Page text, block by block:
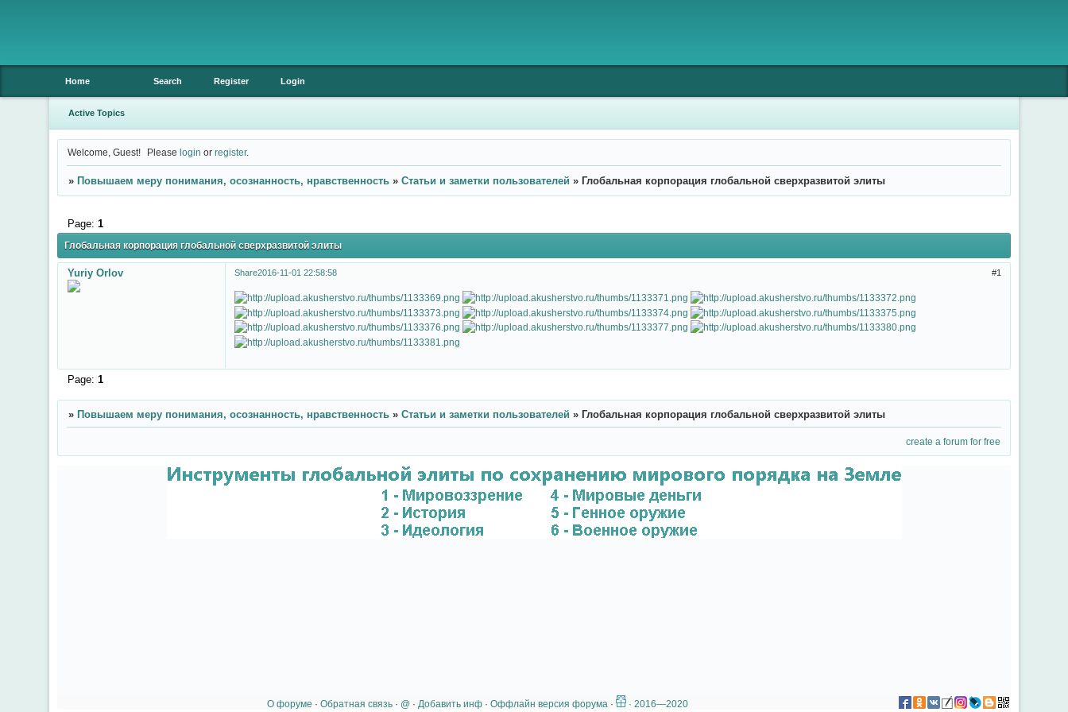
Home Search Register Login
Active Topics
Welcome, Guest! Pleaselogin orregister.
» Повышаем меру понимания, осознанность, нравственность » Статьи и заметки пользователей » Глобальная корпорация глобальной сверхразвитой элиты
Глобальная корпорация глобальной сверхразвитой элиты
Page: 1
Share 1
2016-11-01 22:58:58
Yuriy Orlov
Page: 1
» Повышаем меру понимания, осознанность, нравственность » Статьи и заметки пользователей » Глобальная корпорация глобальной сверхразвитой элиты
create a forum for free
О форуме · Обратная связь · @ · Добавить инф · Оффлайн версия форума · · 2016—2020